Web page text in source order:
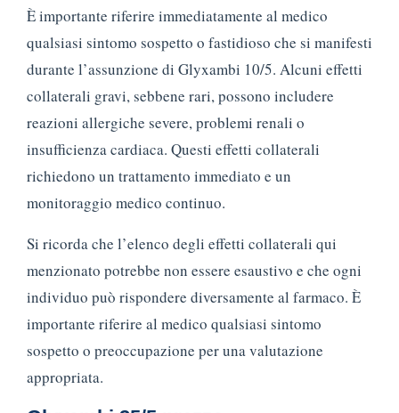
È importante riferire immediatamente al medico
qualsiasi sintomo sospetto o fastidioso che si manifesti
durante l’assunzione di Glyxambi 10/5. Alcuni effetti
collaterali gravi, sebbene rari, possono includere
reazioni allergiche severe, problemi renali o
insufficienza cardiaca. Questi effetti collaterali
richiedono un trattamento immediato e un
monitoraggio medico continuo.
Si ricorda che l’elenco degli effetti collaterali qui
menzionato potrebbe non essere esaustivo e che ogni
individuo può rispondere diversamente al farmaco. È
importante riferire al medico qualsiasi sintomo
sospetto o preoccupazione per una valutazione
appropriata.